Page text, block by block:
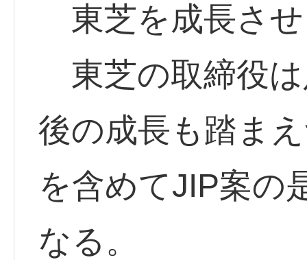
東芝を成長さ
東芝の取締役は
後の成長も踏ま
を含めてJIP案の
なる。